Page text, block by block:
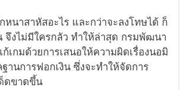
นาสาหัสอะไร และกว่าจะลงโทษได้ ก็
จึงไม่มีใครกลัว ทำให้ล่าสุด กรมพัฒนา
เกมด้วยการเสนอให้ความผิดเรื่องนอมิ
านการฟอกเงิน ซึ่งจะทำให้จัดการ
ดขาดขึ้น